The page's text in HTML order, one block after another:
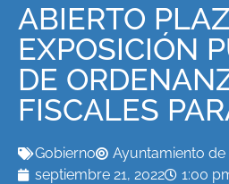
ABIERTO
EXPOSICIÓN
DE
FISCALES
Gobierno
Ayuntamiento de
septiembre 21, 2022
1:00